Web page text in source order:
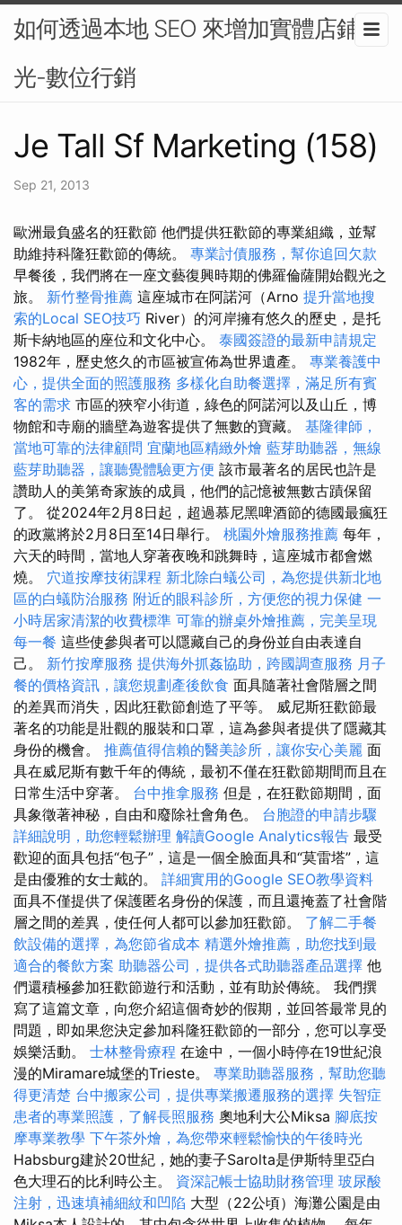
如何透過本地 SEO 來增加實體店鋪曝
光-數位行銷
Je Tall Sf Marketing (158)
Sep 21, 2013
歐洲最負盛名的狂歡節 他們提供狂歡節的專業組織，並幫
助維持科隆狂歡節的傳統。 專業討債服務，幫你追回欠款
早餐後，我們將在一座文藝復興時期的佛羅倫薩開始觀光之
旅。 新竹整骨推薦 這座城市在阿諾河（Arno 提升當地搜
索的Local SEO技巧 River）的河岸擁有悠久的歷史，是托
斯卡納地區的座位和文化中心。 泰國簽證的最新申請規定
1982年，歷史悠久的市區被宣佈為世界遺產。 專業養護中
心，提供全面的照護服務 多樣化自助餐選擇，滿足所有賓
客的需求 市區的狹窄小街道，綠色的阿諾河以及山丘，博
物館和寺廟的牆壁為遊客提供了無數的寶藏。 基隆律師，
當地可靠的法律顧問 宜蘭地區精緻外燴 藍芽助聽器，無線
藍芽助聽器，讓聽覺體驗更方便 該市最著名的居民也許是
讚助人的美第奇家族的成員，他們的記憶被無數古蹟保留
了。 從2024年2月8日起，超過慕尼黑啤酒節的德國最瘋狂
的政黨將於2月8日至14日舉行。 桃園外燴服務推薦 每年，
六天的時間，當地人穿著夜晚和跳舞時，這座城市都會燃
燒。 穴道按摩技術課程 新北除白蟻公司，為您提供新北地
區的白蟻防治服務 附近的眼科診所，方便您的視力保健 一
小時居家清潔的收費標準 可靠的辦桌外燴推薦，完美呈現
每一餐 這些使參與者可以隱藏自己的身份並自由表達自
己。 新竹按摩服務 提供海外抓姦協助，跨國調查服務 月子
餐的價格資訊，讓您規劃產後飲食 面具隨著社會階層之間
的差異而消失，因此狂歡節創造了平等。 威尼斯狂歡節最
著名的功能是壯觀的服裝和口罩，這為參與者提供了隱藏其
身份的機會。 推薦值得信賴的醫美診所，讓你安心美麗 面
具在威尼斯有數千年的傳統，最初不僅在狂歡節期間而且在
日常生活中穿著。 台中推拿服務 但是，在狂歡節期間，面
具象徵著神秘，自由和廢除社會角色。 台胞證的申請步驟
詳細說明，助您輕鬆辦理 解讀Google Analytics報告 最受
歡迎的面具包括“包子”，這是一個全臉面具和“莫雷塔”，這
是由優雅的女士戴的。 詳細實用的Google SEO教學資料
面具不僅提供了保護匿名身份的保護，而且還掩蓋了社會階
層之間的差異，使任何人都可以參加狂歡節。 了解二手餐
飲設備的選擇，為您節省成本 精選外燴推薦，助您找到最
適合的餐飲方案 助聽器公司，提供各式助聽器產品選擇 他
們還積極參加狂歡節遊行和活動，並有助於傳統。 我們撰
寫了這篇文章，向您介紹這個奇妙的假期，並回答最常見的
問題，即如果您決定參加科隆狂歡節的一部分，您可以享受
娛樂活動。 士林整骨療程 在途中，一個小時停在19世紀浪
漫的Miramare城堡的Trieste。 專業助聽器服務，幫助您聽
得更清楚 台中搬家公司，提供專業搬遷服務的選擇 失智症
患者的專業照護，了解長照服務 奧地利大公Miksa 腳底按
摩專業教學 下午茶外燴，為您帶來輕鬆愉快的午後時光
Habsburg建於20世紀，她的妻子Sarolta是伊斯特里亞白
色大理石的比利時公主。 資深記帳士協助財務管理 玻尿酸
注射，迅速填補細紋和凹陷 大型（22公頃）海灘公園是由